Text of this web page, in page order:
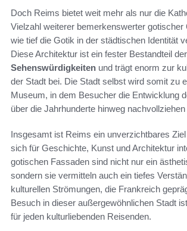
Doch Reims bietet weit mehr als nur die
Vielzahl weiterer bemerkenswerter gotischer
wie tief die Gotik in der städtischen Identität
Diese Architektur ist ein fester Bestandteil der
Sehenswürdigkeiten und trägt enorm zur
der Stadt bei. Die Stadt selbst wird somit zu
Museum, in dem Besucher die Entwicklung
über die Jahrhunderte hinweg
Insgesamt ist Reims ein unverzichtbares
sich für Geschichte, Kunst und Architektur
gotischen Fassaden sind nicht nur ein
sondern sie vermitteln auch ein tiefes
kulturellen Strömungen, die Frankreich
Besuch in dieser außergewöhnlichen Stadt
für jeden kulturliebenden Reisenden.